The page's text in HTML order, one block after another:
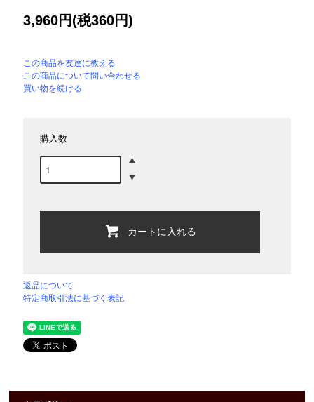
3,960円(税360円)
この商品を友達に教える
この商品について問い合わせる
買い物を続ける
購入数
カートに入れる
返品について
特定商取引法に基づく表記